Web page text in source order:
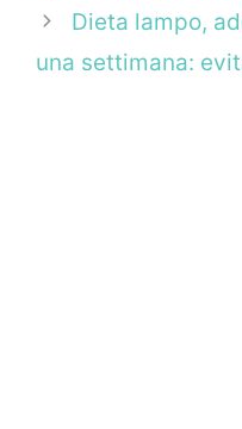
Dieta lampo,
una settimana: